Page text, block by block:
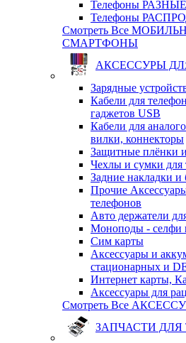
Телефоны РАЗНЫЕ
Телефоны
Смотреть Все
СМАРТФОНЫ
АКСЕССУРЫ
Зарядные
Кабели для
гаджетов USB
Кабели для
вилки, коннекторы
Защитные плёнки и
Чехлы и сумки для
Задние накладки и
Прочие
телефонов
Авто держатели
Моноподы - селфи
Сим карты
Аксессуары и
стационарных и
Интернет карты,
Аксессуары для
Смотреть Все
ЗАПЧАСТИ